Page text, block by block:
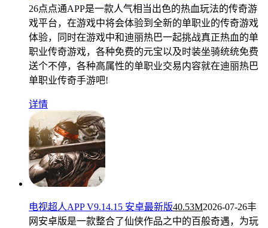
26点点通APP是一款人气相当出色的热血玩法的传奇游
戏平台，在游戏中将会体验到全新的单职业的传奇游戏
体验，同时在游戏中和迪丽热巴一起挑战真正热血的单
职业传奇游戏，各种免费的元宝以及时装坐骑统统免费
送个不停，各种高属性的单职业交易内容就在迪丽热巴
单职业传奇手游吧!
详情
电视超人APP V9.14.15 安卓最新版40.53M2026-07-26丰
网安卓版是一款整合了仙侠作品之中的百般奇遇，为玩